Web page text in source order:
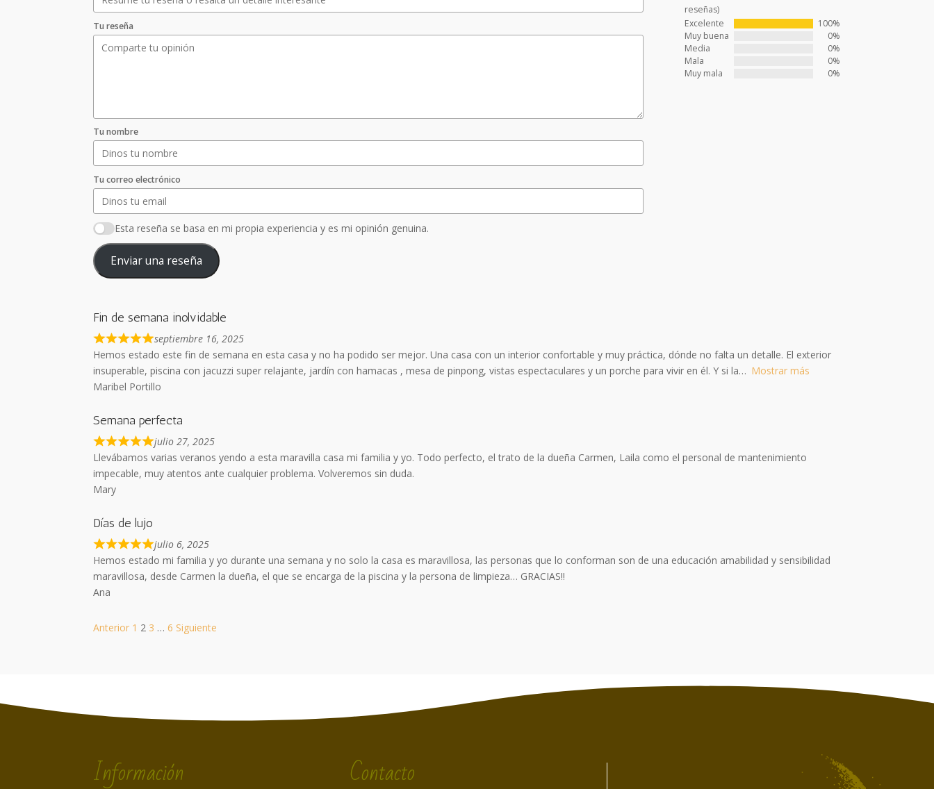
Tu reseña
Tu nombre
Tu correo electrónico
Esta reseña se basa en mi propia experiencia y es mi opinión genuina.
Enviar una reseña
reseñas)
Excelente
100%
Muy buena
0%
Media
0%
Mala
0%
Muy mala
0%
Fin de semana inolvidable
septiembre 16, 2025
Hemos estado este fin de semana en esta casa y no ha podido ser mejor. Una casa con un interior confortable y muy práctica, dónde no falta un detalle. El exterior
insuperable, piscina con jacuzzi super relajante, jardín con hamacas , mesa de pinpong, vistas espectaculares y un porche para vivir en él. Y si la
Mostrar más
Maribel Portillo
Semana perfecta
julio 27, 2025
Llevábamos varias veranos yendo a esta maravilla casa mi familia y yo. Todo perfecto, el trato de la dueña Carmen, Laila como el personal de mantenimiento
impecable, muy atentos ante cualquier problema. Volveremos sin duda.
Mary
Días de lujo
julio 6, 2025
Hemos estado mi familia y yo durante una semana y no solo la casa es maravillosa, las personas que lo conforman son de una educación amabilidad y sensibilidad
maravillosa, desde Carmen la dueña, el que se encarga de la piscina y la persona de limpieza… GRACIAS!!
Ana
Navegación
sitio
Anterior Página
1 Página
2 Página
3 … Página
6 Siguiente
Información Contacto